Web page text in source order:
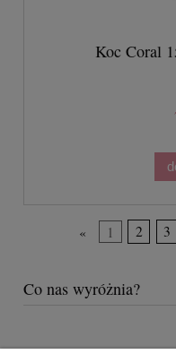
Koc Coral
« 1 2 3
Co nas wyróżnia?